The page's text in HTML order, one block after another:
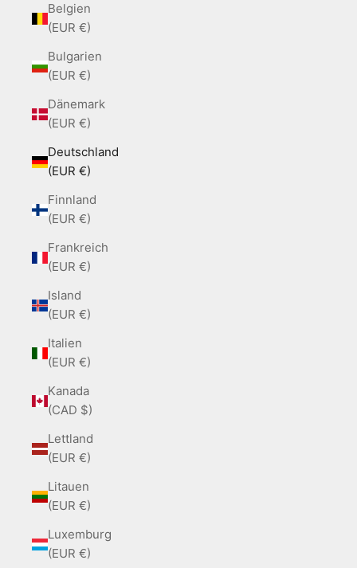
Belgien
(EUR €)
Bulgarien
(EUR €)
Dänemark
(EUR €)
Deutschland
(EUR €)
Finnland
(EUR €)
Frankreich
(EUR €)
Island
(EUR €)
Italien
(EUR €)
Kanada
(CAD $)
Lettland
(EUR €)
Litauen
(EUR €)
Luxemburg
(EUR €)